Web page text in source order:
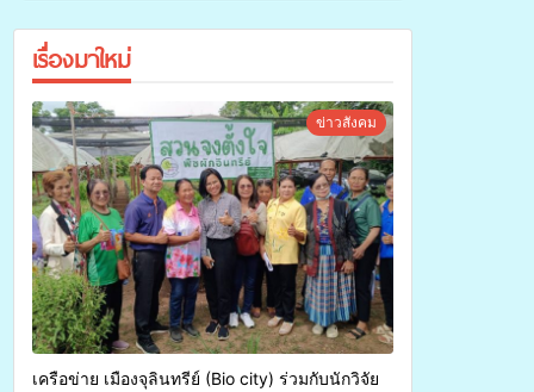
เรื่องมาใหม่
ข่าวสังคม
เครือข่าย เมืองจุลินทรีย์ (Bio city) ร่วมกับนักวิจัย